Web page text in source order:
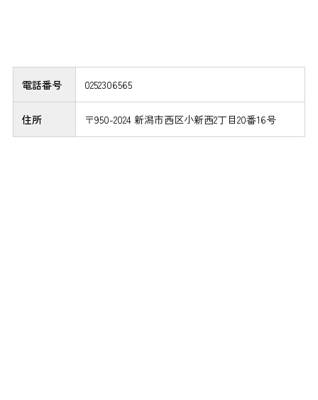
電話番号 0252306565
住所 〒950-2024 新潟市西区小新西2丁目20番16号